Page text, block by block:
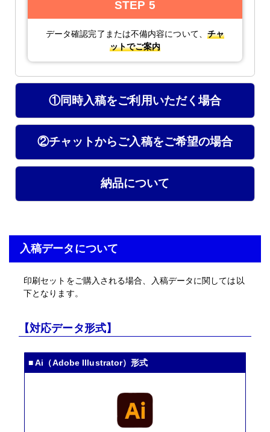
B4(257mm×364mm)
▶ その他の仕様
16時までの入稿・校了で当日発送
円
入稿・校了から3時間（要確認）
B5サイズ パネル(白)
サイズ
入稿・校了から3日後発送
激安便 円
16時までの入稿・校了で当日発送
STEP 5
データ確認完了または不備内容について、 チャ
ットでご案内
①同時入稿をご利用いただく場合
②チャットからご入稿をご希望の場合
納品について
入稿データについて
印刷セットをご購入される場合、入稿データに関しては以
下となります。
【対応データ形式】
■ Ai（Adobe Illustrator）形式